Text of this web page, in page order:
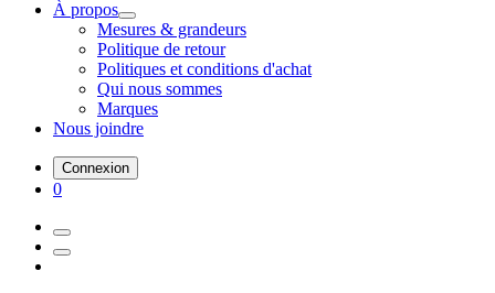
À propos
Mesures & grandeurs
Politique de retour
Politiques et conditions d'achat
Qui nous sommes
Marques
Nous joindre
Connexion
0